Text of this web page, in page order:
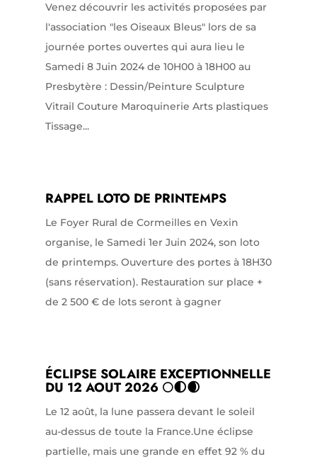
Venez découvrir les activités proposées par
l'association "les Oiseaux Bleus" lors de sa
journée portes ouvertes qui aura lieu le
Samedi 8 Juin 2024 de 10H00 à 18H00 au
Presbytère : Dessin/Peinture Sculpture
Vitrail Couture Maroquinerie Arts plastiques
Tissage...
RAPPEL LOTO DE PRINTEMPS
Le Foyer Rural de Cormeilles en Vexin
organise, le Samedi 1er Juin 2024, son loto
de printemps. Ouverture des portes à 18H30
(sans réservation). Restauration sur place +
de 2 500 € de lots seront à gagner
ÉCLIPSE SOLAIRE EXCEPTIONNELLE
DU 12 AOUT 2026 🌕🌓🌒
Le 12 août, la lune passera devant le soleil
au-dessus de toute la France.Une éclipse
partielle, mais une grande en effet 92 % du